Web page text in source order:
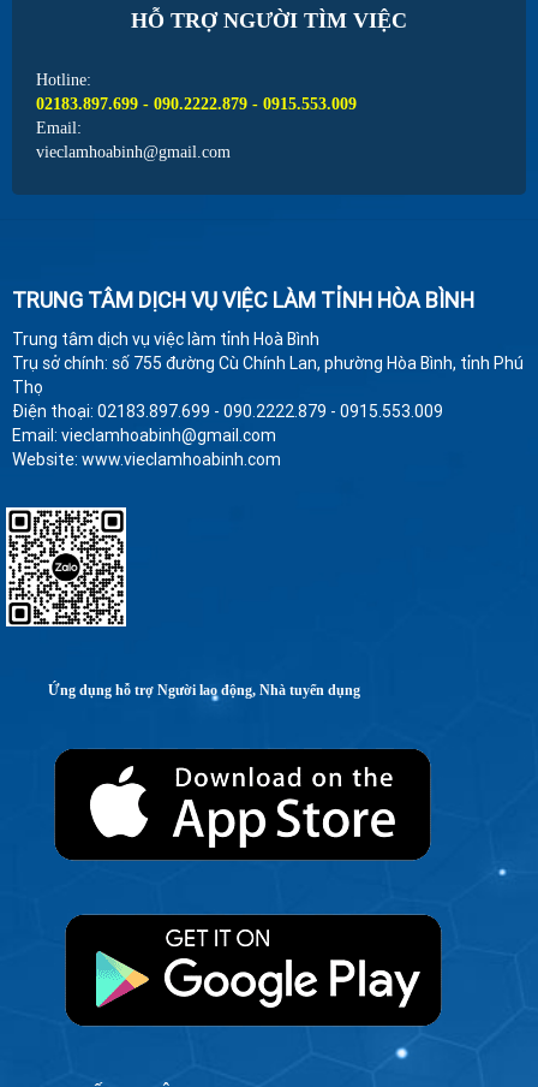
HỖ TRỢ NGƯỜI TÌM VIỆC
Hotline:
02183.897.699 - 090.2222.879 - 0915.553.009
Email:
vieclamhoabinh@gmail.com
TRUNG TÂM DỊCH VỤ VIỆC LÀM TỈNH HÒA BÌNH
Trung tâm dịch vụ việc làm tỉnh Hoà Bình
Trụ sở chính: số 755 đường Cù Chính Lan, phường Hòa Bình, tỉnh Phú
Thọ
Điện thoại: 02183.897.699 - 090.2222.879 - 0915.553.009
Email: vieclamhoabinh@gmail.com
Website: www.vieclamhoabinh.com
Ứng dụng hỗ trợ Người lao động, Nhà tuyển dụng